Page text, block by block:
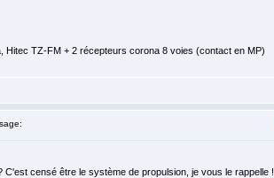
Hitec TZ-FM + 2 récepteurs corona 8 voies (contact en MP)
censé être le système de propulsion, je vous le rappelle !